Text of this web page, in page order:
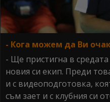
- Кога можем да Ви
- Ще пристигна в
новия си екип. Преди
и с видеоподготовка,
съм зает и с клубния си